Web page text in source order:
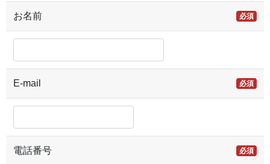
お名前 必須
E-mail 必須
電話番号 必須